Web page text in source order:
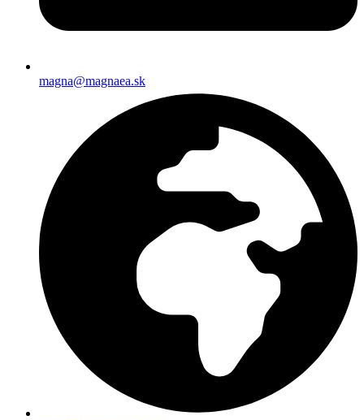
magna@magnaea.sk